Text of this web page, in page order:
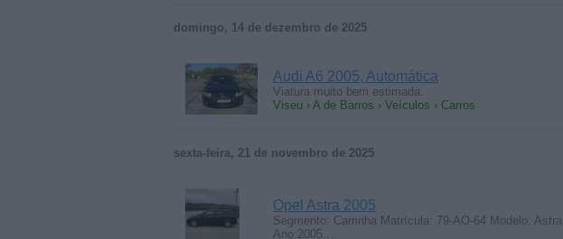
domingo, 14 de dezembro de 2025
Audi A6 2005, Automática
Viatura muito bem estimada.
Viseu › A de Barros › Veículos › Carros
sexta-feira, 21 de novembro de 2025
Opel Astra 2005
Segmento: Carrinha Matrícula: 79-AO-64 Modelo:
Ano:2005…